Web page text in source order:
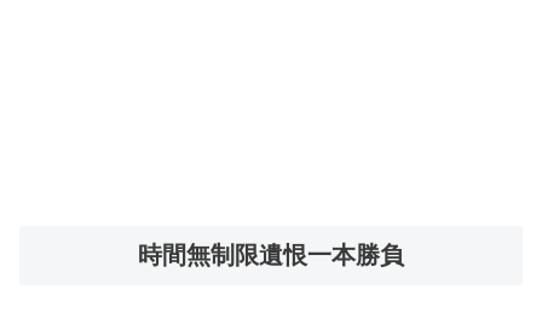
時間無制限遺恨一本勝負